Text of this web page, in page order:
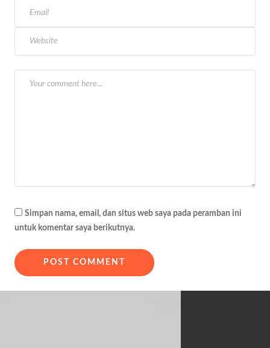
Simpan nama, email, dan situs web saya pada peramban ini
untuk komentar saya berikutnya.